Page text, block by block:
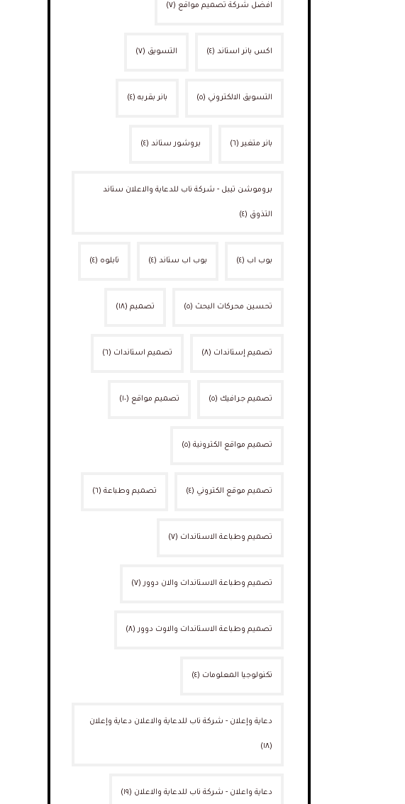
افضل شركة تصميم مواقع (٧)
اكس بانر استاند(٤) التسويق (٧)
التسويق الالكتروني (٥) بانر بقربه(٤)
بانر متغير (٦) بروشور ستاند(٤)
بروموشن تيبل - شركة ناب للدعاية والاعلان ستاند
التذوق (٤)
بوب اب (٤) بوب اب ستاند(٤) تابلوه (٤)
تحسين محركات البحث (٥) تصميم(١٨)
تصميم إستاندات (٨) تصميم استاندات (٦)
تصميم جرافيك (٥) تصميم مواقع (١٠)
تصميم مواقع الكترونية(٥)
تصميم موقع الكتروني (٤) تصميم وطباعة(٦)
تصميم وطباعة الاستاندات (٧)
تصميم وطباعة الاستاندات والان دوور (٧)
تصميم وطباعة الاستاندات والاوت دوور (٨)
تكنولوجيا المعلومات (٤)
دعاية وإعلان - شركة ناب للدعاية والاعلان دعاية وإعلان
(١٨)
دعاية واعلان - شركة ناب للدعاية والاعلان (١٩)